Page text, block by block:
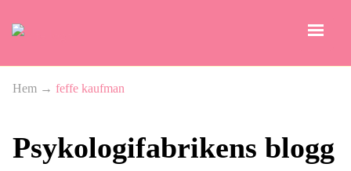
Hem → feffe kaufman
Psykologifabrikens blogg